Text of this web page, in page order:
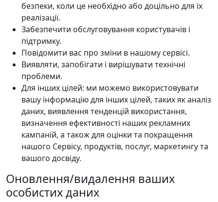
безпеки, коли це необхідно або доцільно для їх
реалізації.
Забезпечити обслуговування користувачів і
підтримку.
Повідомити вас про зміни в нашому сервісі.
Виявляти, запобігати і вирішувати технічні
проблеми.
Для інших цілей: ми можемо використовувати
вашу інформацію для інших цілей, таких як аналіз
даних, виявлення тенденцій використання,
визначення ефективності наших рекламних
кампаній, а також для оцінки та покращення
нашого Сервісу, продуктів, послуг, маркетингу та
вашого досвіду.
Оновлення/видалення ваших
особистих даних